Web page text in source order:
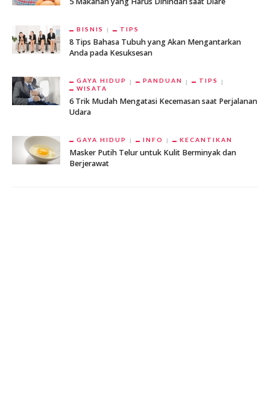
BISNIS TIPS
8 Tips Bahasa Tubuh yang Akan Mengantarkan
Anda pada Kesuksesan
GAYA HIDUP PANDUAN
TIPS
WISATA
6 Trik Mudah Mengatasi Kecemasan saat Perjalanan
Udara
GAYA HIDUP INFO KECANTIKAN
Masker Putih Telur untuk Kulit Berminyak dan
Berjerawat